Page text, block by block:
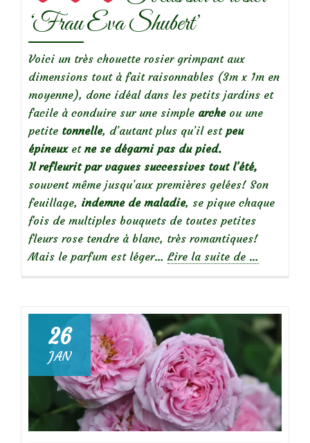
‘Frau Eva Shubert’
Voici un très chouette rosier grimpant aux
dimensions tout à fait raisonnables (3m x 1m en
moyenne), donc idéal dans les petits jardins et
facile à conduire sur une simple archeou une
petite tonnelle, d’autant plus qu’il est peu
épineuxet ne se dégarni pas du pied.
Il refleurit par vagues successives tout l’été,
souvent même jusqu’aux premières gelées! Son
feuillage, indemne de maladie, se pique chaque
fois de multiples bouquets de toutes petites
fleurs rose tendre à blanc, très romantiques!
Mais le parfum est léger… Lire la suite de
Focus
sur
le
rosier
‘Frau
…
26
JAN